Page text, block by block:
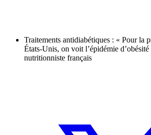
Traitements antidiabétiques : « Pour la
États-Unis, on voit l’épidémie
nutritionniste français